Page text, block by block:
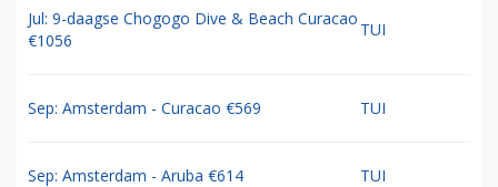
Jul: 9-daagse Chogogo Dive & Beach Curacao
€1056
TUI
Sep: Amsterdam - Curacao €569 TUI
Sep: Amsterdam - Aruba €614 TUI